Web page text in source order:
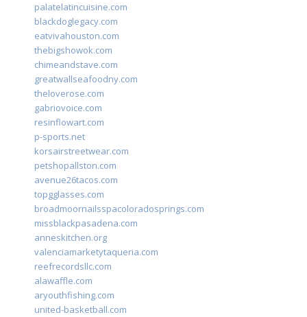
palatelatincuisine.com
blackdoglegacy.com
eatvivahouston.com
thebigshowok.com
chimeandstave.com
greatwallseafoodny.com
theloverose.com
gabriovoice.com
resinflowart.com
p-sports.net
korsairstreetwear.com
petshopallston.com
avenue26tacos.com
topgglasses.com
broadmoornailsspacoloradosprings.com
missblackpasadena.com
anneskitchen.org
valenciamarketytaqueria.com
reefrecordsllc.com
alawaffle.com
aryouthfishing.com
united-basketball.com